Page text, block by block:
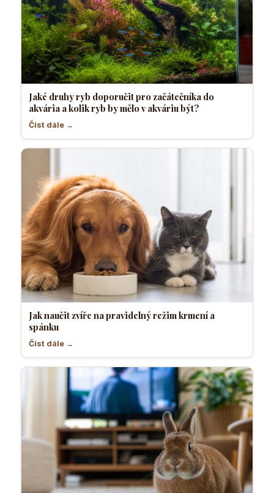
Jaké druhy ryb doporučit pro začátečníka do
akvária a kolik ryb by mělo v akváriu být?
Číst dále →
Jak naučit zvíře na pravidelný režim krmení a
spánku
Číst dále →